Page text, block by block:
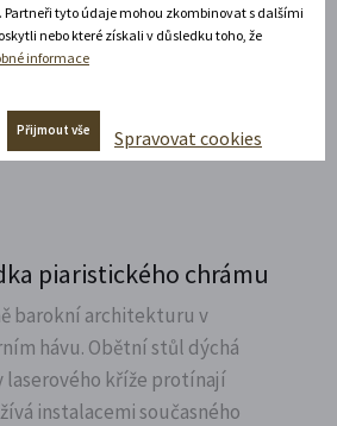
laserového kříže protínají
instalacemi současného
piaristického chrámu
barokní architekturu v
hávu. Obětní stůl dýchá
laserového kříže protínají
instalacemi současného
Partneři tyto údaje mohou zkombinovat s dalšími
nebo které získali v důsledku toho, že
informace
Přijmout vše Spravovat cookies